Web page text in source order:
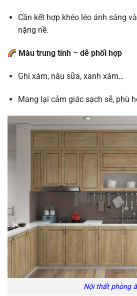
Cần kết hợp khéo léo ánh sáng
nặng nề.
Màu trung tính – dễ phối hợp
Ghi xám, nâu sữa, xanh xám…
Mang lại cảm giác sạch sẽ, phù
Nội thất phòng